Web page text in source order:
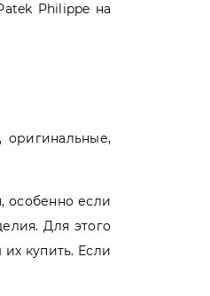
Philippe на
особенно если
Для этого
купить. Если